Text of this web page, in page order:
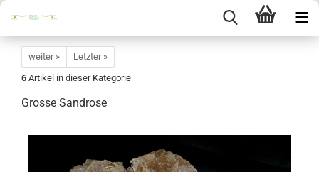
weiter »
Letzter »
6 Artikel in dieser Kategorie
Grosse Sandrose